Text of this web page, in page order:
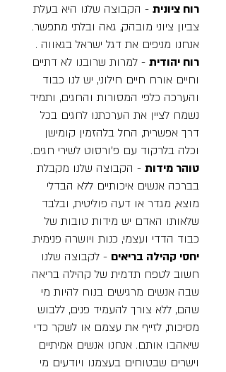
רוח ציונית - הקבוצה שלנו היא בעלת
צביון ציוני מובהק, גאה ובלתי מתפשר.
אנחנו מניפים את דגל ישראל בגאווה .
רוח יהודית - למרות שרובנו לא דתיים
וחיים אורח חיים חילוני, יש לנו כבוד
והערכה כלפי המסורות והחגים, ותמיד
נשמח לציין את הערכתנו לחגים בכל
דרך אפשרית, החל בלהזמין קומישן
וכלה בלרקוד עם פ׳ורסוט לשירי חגים.
טוהר מידות - הקבוצה שלנו מקבלת
בברכה אנשים איכותיים ללא הבדלי
מוצא, מגדר או דעה פוליטית, ובלבד
שלאותו האדם יש מידות טובות של
כבוד הדדי ועצמי, כנות ויושרה פנימית.
יחסי קהילה בריאים - לקבוצה שלנו
חשוב לטפח תדמית של קהילה בריאה
שבה אנשים מרגישים בנוח להיות מי
שהם, ללא צורך להעמיד פנים, ללבוש
מסיכות, לזייף את עצמם או לשקר כדי
שיאהבו אותם. אנחנו אנשים אמיתיים
וישרים שבטוחים בעצמנו ויודעים מי